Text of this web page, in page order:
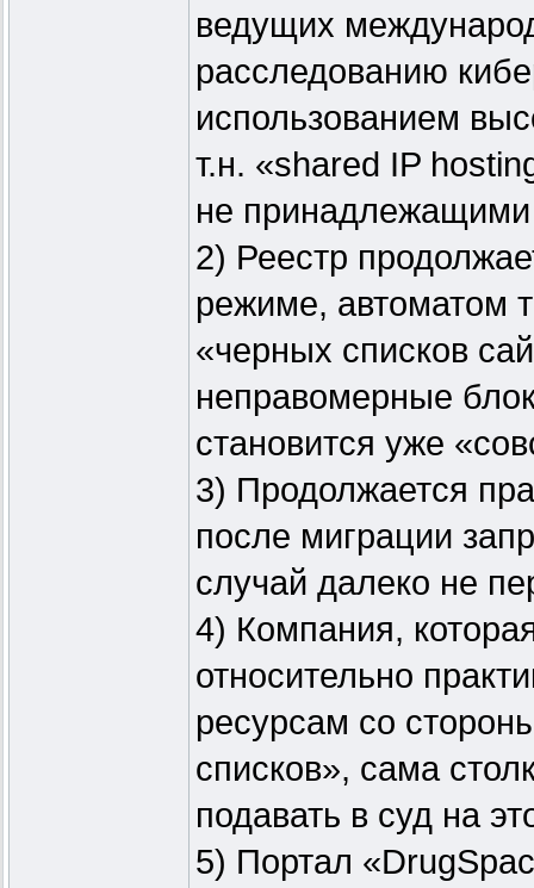
ведущих
расследованию
использованием
т.н. «shared IP
не
2) Реестр
режиме, автоматом
«черных списков
неправомерные
становится уже
3) Продолжается
после миграции
случай далеко не
4) Компания,
относительно
ресурсам со
списков», сама
подавать в суд на
5) Портал